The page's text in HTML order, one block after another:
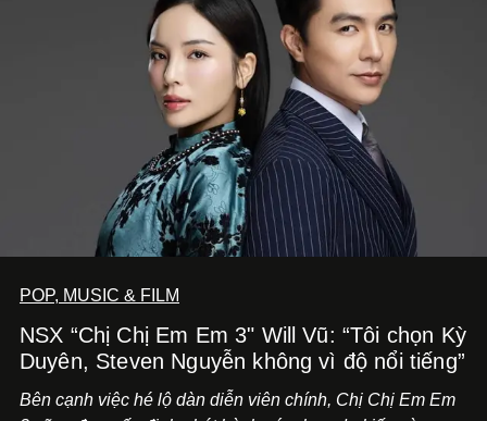
POP, MUSIC & FILM
NSX “Chị Chị Em Em 3" Will Vũ: “Tôi chọn Kỳ
Duyên, Steven Nguyễn không vì độ nổi tiếng”
Bên cạnh việc hé lộ dàn diễn viên chính, Chị Chị Em Em